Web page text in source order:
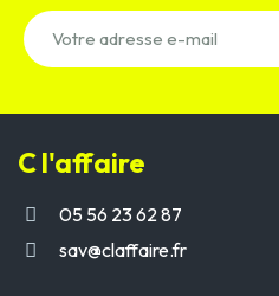
C l'affaire
05 56 23 62 87
sav@claffaire.fr